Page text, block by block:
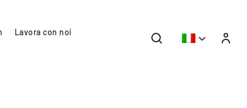
Lavora con noi